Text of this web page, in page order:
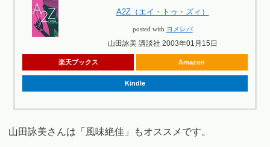
A2Z（エイ・トゥ・ズィ）
posted with ヨメレバ
山田詠美 講談社 2003年01月15日
楽天ブックス Amazon
Kindle
山田詠美さんは「風味絶佳」もオススメです。